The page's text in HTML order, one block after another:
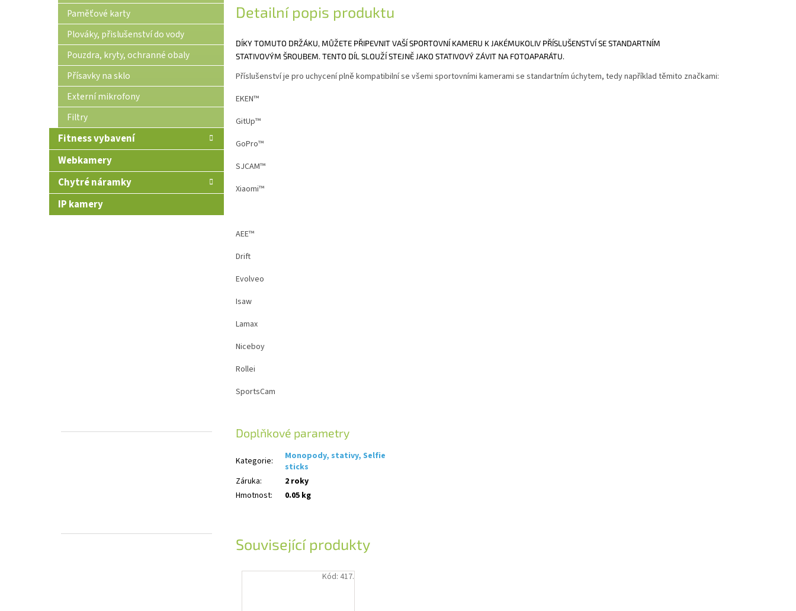
Paměťové karty
Plováky, přislušenství do vody
Pouzdra, kryty, ochranné obaly
Přísavky na sklo
Externí mikrofony
Filtry
Fitness vybavení
Webkamery
Chytré náramky
IP kamery
Související produkty
Kód: 417.
Detailní popis produktu
DÍKY TOMUTO DRŽÁKU, MŮŽETE PŘIPEVNIT VAŠÍ SPORTOVNÍ KAMERU K JAKÉMUKOLIV PŘÍSLUŠENSTVÍ SE STANDARTNÍM
STATIVOVÝM ŠROUBEM. TENTO DÍL SLOUŽÍ STEJNĚ JAKO STATIVOVÝ ZÁVIT NA FOTOAPARÁTU.
Příslušenství je pro uchycení plně kompatibilní se všemi sportovními kamerami se standartním úchytem, tedy například těmito značkami:
EKEN™
GitUp™
GoPro™
SJCAM™
Xiaomi™
AEE™
Drift
Evolveo
Isaw
Lamax
Niceboy
Rollei
SportsCam
Doplňkové parametry
Kategorie:
Monopody, stativy, Selfie
sticks
Záruka:
2 roky
Hmotnost: 0.05 kg